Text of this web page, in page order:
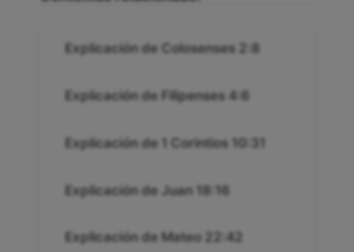
Explicación de Colosenses 2:8
Explicación de Filipenses 4:6
Explicación de 1 Corintios 10:31
Explicación de Juan 18:16
Explicación de Mateo 22:42